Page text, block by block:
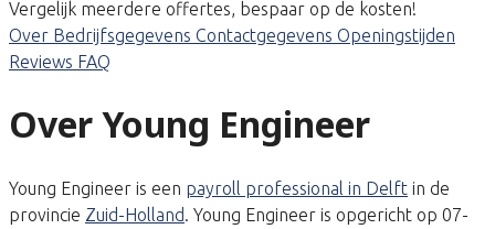
Vergelijk meerdere offertes, bespaar op de kosten!
Over Bedrijfsgegevens Contactgegevens Openingstijden
Reviews FAQ
Over Young Engineer
Young Engineer is een payroll professional in Delft in de
provincie Zuid-Holland. Young Engineer is opgericht op 07-